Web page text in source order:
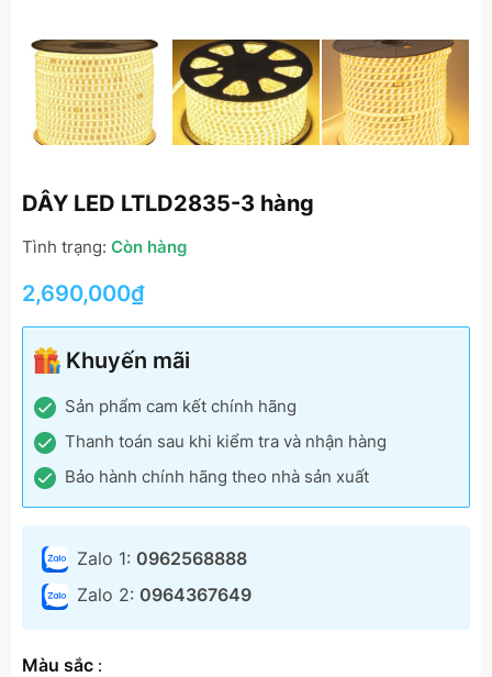
DÂY LED LTLD2835-3 hàng
Tình trạng: Còn hàng
2,690,000₫
Khuyến mãi
Sản phẩm cam kết chính hãng
Thanh toán sau khi kiểm tra và nhận hàng
Bảo hành chính hãng theo nhà sản xuất
Zalo 1: 0962568888
Zalo 2: 0964367649
Màu sắc :